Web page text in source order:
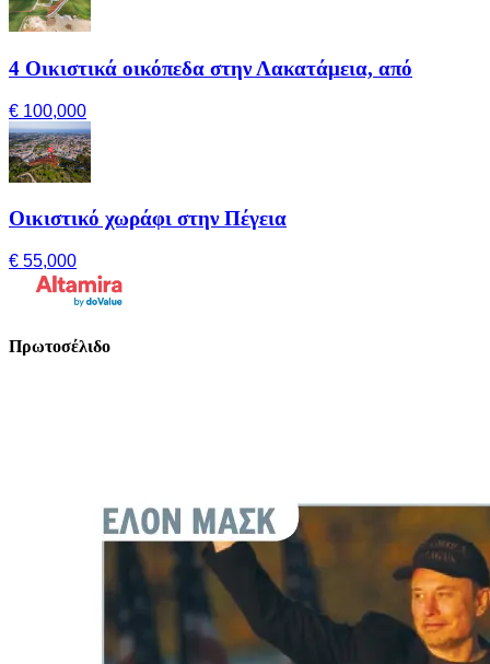
4 Οικιστικά οικόπεδα στην Λακατάμεια, από
€ 100,000
Οικιστικό χωράφι στην Πέγεια
€ 55,000
Πρωτοσέλιδο